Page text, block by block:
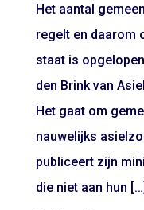
Het aantal
regelt en daarom
staat is
den Brink van
Het gaat om
nauwelijks
publiceert zijn
die niet aan hun […]